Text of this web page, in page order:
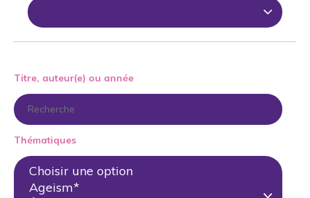
Titre, auteur(e) ou année
Thématiques